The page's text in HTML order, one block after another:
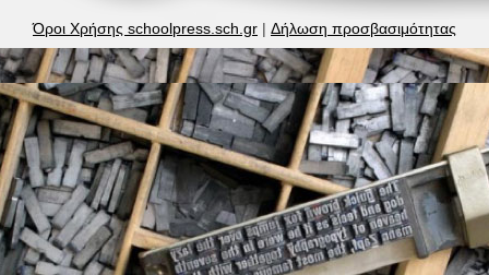
Όροι Χρήσης schoolpress.sch.gr | Δήλωση προσβασιμότητας